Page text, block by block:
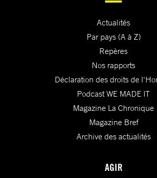
Actualités
Par pays (A à Z)
Repères
Nos rapports
Déclaration des droits de
Podcast WE MADE IT
Magazine La Chronique
Magazine Bref
Archive des actualités
AGIR